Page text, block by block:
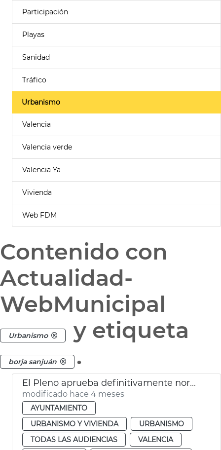
Participación
Playas
Sanidad
Tráfico
Urbanismo
Valencia
Valencia verde
Valencia Ya
Vivienda
Web FDM
Contenido con
Actualidad-
WebMunicipal
Urbanismo y etiqueta
borja sanjuán .
El Pleno aprueba definitivamente normativa apartamentos turísticos València
modificado hace 4 meses
AYUNTAMIENTO
URBANISMO Y VIVIENDA
URBANISMO
TODAS LAS AUDIENCIAS
VALENCIA